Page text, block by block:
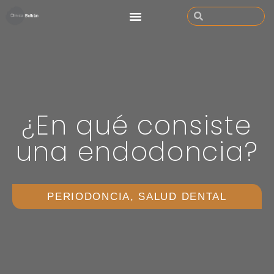
¿En qué consiste
una endodoncia?
PERIODONCIA, SALUD DENTAL